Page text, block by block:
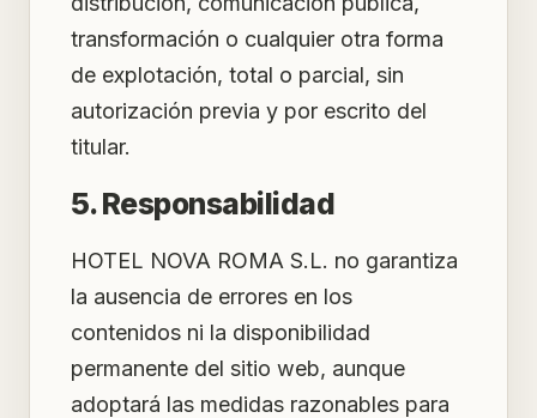
transformación o cualquier otra forma
de explotación, total o parcial, sin
autorización previa y por escrito del
titular.
5. Responsabilidad
HOTEL NOVA ROMA S.L. no garantiza
la ausencia de errores en los
contenidos ni la disponibilidad
permanente del sitio web, aunque
adoptará las medidas razonables para